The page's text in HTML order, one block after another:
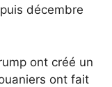
décembre
ont créé un
ont fait